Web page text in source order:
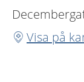
Visa på